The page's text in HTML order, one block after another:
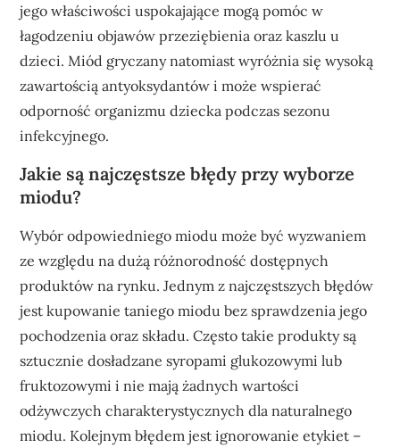
jego właściwości uspokajające mogą pomóc w
łagodzeniu objawów przeziębienia oraz kaszlu u
dzieci. Miód gryczany natomiast wyróżnia się wysoką
zawartością antyoksydantów i może wspierać
odporność organizmu dziecka podczas sezonu
infekcyjnego.
Jakie są najczęstsze błędy przy wyborze
miodu?
Wybór odpowiedniego miodu może być wyzwaniem
ze względu na dużą różnorodność dostępnych
produktów na rynku. Jednym z najczęstszych błędów
jest kupowanie taniego miodu bez sprawdzenia jego
pochodzenia oraz składu. Często takie produkty są
sztucznie dosładzane syropami glukozowymi lub
fruktozowymi i nie mają żadnych wartości
odżywczych charakterystycznych dla naturalnego
miodu. Kolejnym błędem jest ignorowanie etykiet –